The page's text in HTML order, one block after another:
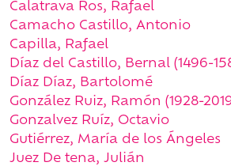
Calatrava Ros, Rafael
Camacho Castillo, Antonio
Capilla, Rafael
Díaz del Castillo, Bernal (1496-
Díaz Díaz, Bartolomé
González Ruiz, Ramón (1928-
Gonzalvez Ruíz, Octavio
Gutiérrez, María de los Ángeles
Juez De tena, Julián